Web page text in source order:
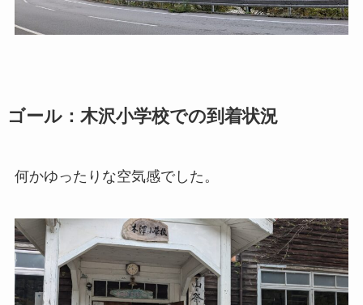
ゴール：木沢小学校での到着状況
何かゆったりな空気感でした。